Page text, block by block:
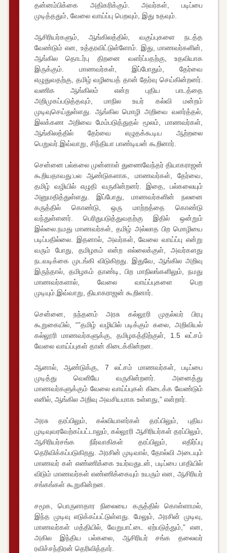
தன்னம்பிக்கை அதிகரிக்கும். அவர்கள், படிப்பை
முடித்ததும், வேலை வாய்ப்பு பெறவும், இது உதவும்.
ஆசிரியர்களும், ஆங்கிலத்தில், வகுப்புகளை நடத்த
வேண்டும் என, உத்தரவிட்டுள்ளோம். இது, மாணவர்களின்,
ஆங்கில தொடர்பு திறனை வளர்ப்பதற்கு, உதவியாக
இருக்கும். மாணவர்கள், இப்போதும், தேர்வை
எழுதுவதற்கு, தமிழ் வழியைத் தான் தேர்வு செய்கின்றனர்.
வணிக ஆங்கிலம் என்ற புதிய பாடத்தை
அறிமுகப்படுத்தவும், மாநில உயர் கல்வி மன்றம்
முடிவுசெய்துள்ளது. ஆங்கில மொழி அறிவை வளர்த்தல்,
இலக்கண அறிவை மேம்படுத்துதல் மூலம், மாணவர்கள்,
ஆங்கிலத்தில் தேர்வை எழுதக்கூடிய ஆற்றலை
பெறுவர்.இவ்வாறு, சிந்தியா பாண்டியன் கூறினார்.
சென்னை பல்கலை முன்னாள் துணைவேந்தர் தியாகராஜன்
கூறியதாவது:பல ஆண்டுகளாக, மாணவர்கள், தேர்வை,
தமிழ் வழியில் எழுதி வருகின்றனர். இதை, பல்கலையும்
அனுமதித்துள்ளது. இப்போது, மாணவர்களின் நலனை
கருத்தில் கொண்டு, ஒரு மாற்றத்தை கொண்டு
வந்துள்ளனர். பெரிதுபடுத்துவதற்கு இதில் ஒன்றும்
இல்லை.நமது மாணவர்கள், தமிழ் அல்லாத பிற மொழியை
படிப்பதில்லை. இதனால், அவர்கள், வேலை வாய்ப்பு என்று
வரும் போது, தமிழகம் என்ற எல்லைக்குள், அவர்களது
நடவடிக்கை முடங்கி விடுகிறது. இதுவே, ஆங்கில அறிவு
இருந்தால், தமிழகம் தாண்டி, பிற மாநிலங்களிலும், நமது
மாணவர்களால், வேலை வாய்ப்புகளை பெற
முடியும்.இவ்வாறு, தியாகராஜன் கூறினார்.
சென்னை, நந்தனம் அரசு கல்லூரி முதல்வர் பிரபு
கூறுகையில், “”தமிழ் வழியில் படிக்கும் கலை, அறிவியல்
கல்லூரி மாணவர்களுக்கு, தமிழகத்திற்குள், 1.5 லட்சம்
வேலை வாய்ப்புகள் தான் கிடைக்கின்றன.
ஆனால், ஆண்டுக்கு, 7 லட்சம் மாணவர்கள், படிப்பை
முடித்து வெளியே வருகின்றனர். அனைத்து
மாணவர்களுக்கும் வேலை வாய்ப்புகள் கிடைக்க வேண்டும்
எனில், ஆங்கில அறிவு அவசியமாக உள்ளது,” என்றார்.
அரசு தரப்பிலும், கல்வியாளர்கள் தரப்பிலும், புதிய
முடிவுவரவேற்கப்பட்டாலும், கல்லூரி ஆசிரியர்கள் தரப்பிலும்,
ஆசிரியர்சங்க நிர்வாகிகள் தரப்பிலும், எதிர்ப்பு
தெரிவிக்கப்படுகிறது. அரசின் முடிவால், தோல்வி அடையும்
மாணவர் கள் எண்ணிக்கை உயர்வதுடன், படிப்பை பாதியில்
விடும் மாணவர்கள் எண்ணிக்கையும் உயரும் என, ஆசிரியர்
சங்கங்கள் கூறுகின்றன.
சமூக, பொருளாதார நிலையை கருத்தில் கொள்ளாமல்,
இந்த முடிவு எடுக்கப்பட்டுள்ளது. மேலும், அரசின் முடிவு,
மாணவர்கள் மத்தியில், வேறுபாட்டை ஏற்படுத்தும்,” என,
அகில இந்திய பல்கலை, ஆசிரியர் சங்க தலைவர்
ரவிச்சந்திரன் தெரிவித்தார்.